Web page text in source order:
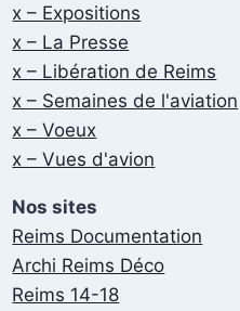
x – Expositions
x – La Presse
x – Libération de Reims
x – Semaines de l'aviation
x – Voeux
x – Vues d'avion
Nos sites
Reims Documentation
Archi Reims Déco
Reims 14-18